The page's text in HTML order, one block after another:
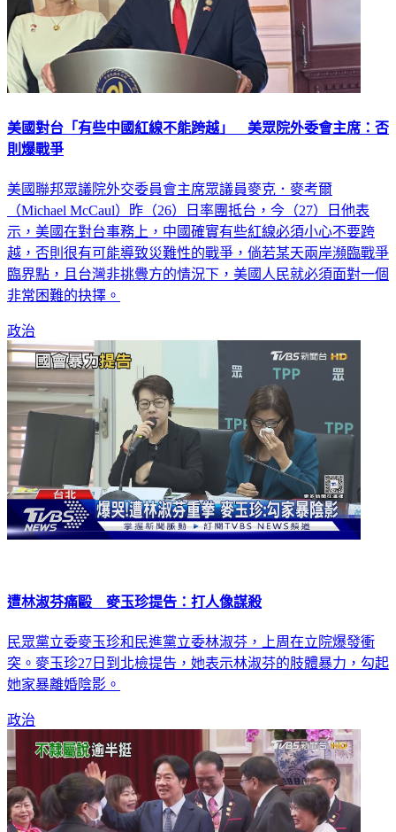
美國對台「有些中國紅線不能跨越」 美眾院外委會主席：否
則爆戰爭
美國聯邦眾議院外交委員會主席眾議員麥克．麥考爾
（Michael McCaul）昨（26）日率團抵台，今（27）日他表
示，美國在對台事務上，中國確實有些紅線必須小心不要跨
越，否則很有可能導致災難性的戰爭，倘若某天兩岸瀕臨戰爭
臨界點，且台灣非挑釁方的情況下，美國人民就必須面對一個
非常困難的抉擇。
政治
遭林淑芬痛毆 麥玉珍提告：打人像謀殺
民眾黨立委麥玉珍和民進黨立委林淑芬，上周在立院爆發衝
突。麥玉珍27日到北檢提告，她表示林淑芬的肢體暴力，勾起
她家暴離婚陰影。
政治